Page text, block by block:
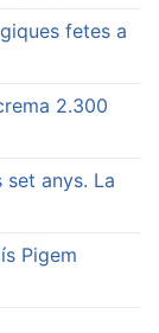
fetes a
2.300
set anys. La
Pigem